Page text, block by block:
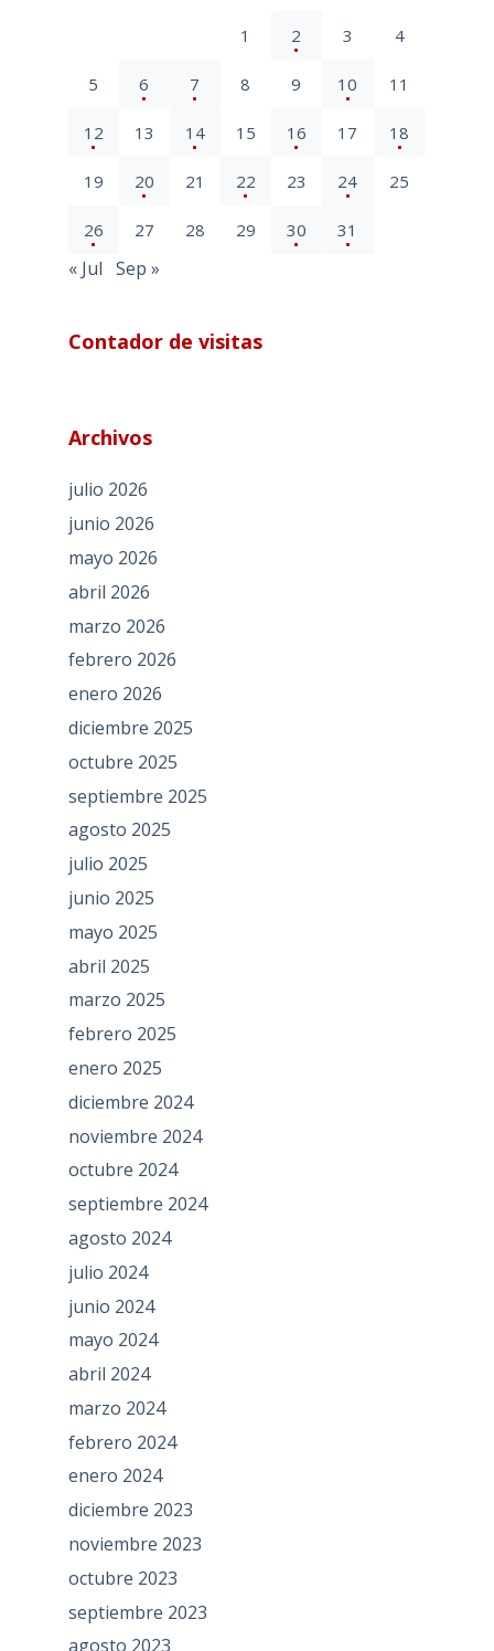
1 2 3 4
5 6 7 8 9 10 11
12 13 14 15 16 17 18
19 20 21 22 23 24 25
26 27 28 29 30 31
« Jul Sep »
Contador de visitas
Archivos
julio 2026
junio 2026
mayo 2026
abril 2026
marzo 2026
febrero 2026
enero 2026
diciembre 2025
octubre 2025
septiembre 2025
agosto 2025
julio 2025
junio 2025
mayo 2025
abril 2025
marzo 2025
febrero 2025
enero 2025
diciembre 2024
noviembre 2024
octubre 2024
septiembre 2024
agosto 2024
julio 2024
junio 2024
mayo 2024
abril 2024
marzo 2024
febrero 2024
enero 2024
diciembre 2023
noviembre 2023
octubre 2023
septiembre 2023
agosto 2023